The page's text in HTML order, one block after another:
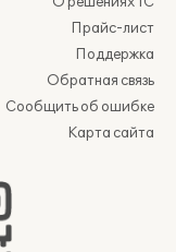
Прайс-лист
Поддержка
Обратная связь
Сообщить об ошибке
Карта сайта